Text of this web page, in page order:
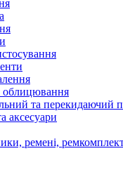
облицювання
та перекидаючий
аксесуари
ремені,